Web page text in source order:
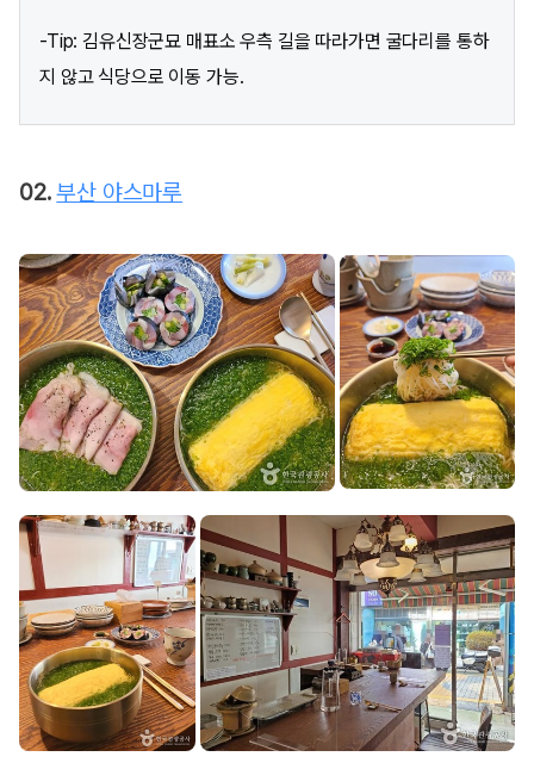
-Tip: 김유신장군묘 매표소 우측 길을 따라가면 굴다리를 통하
지 않고 식당으로 이동 가능.​
02.부산 야스마루